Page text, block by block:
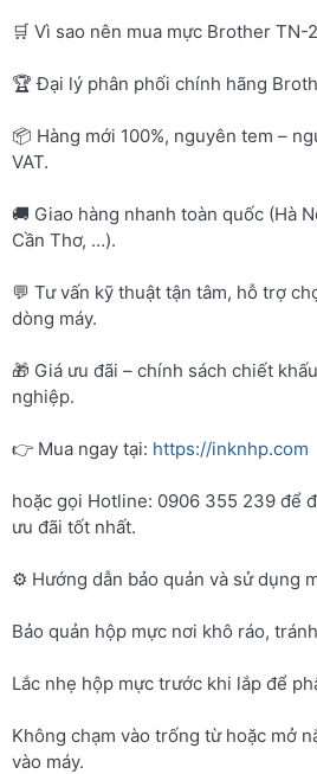
🛒 Vì sao nên mua mực Brother TN-
🏆 Đại lý phân phối chính hãng
📦 Hàng mới 100%, nguyên tem –
VAT.
🚚 Giao hàng nhanh toàn quốc (Hà
Cần Thơ, …).
💬 Tư vấn kỹ thuật tận tâm, hỗ trợ
dòng máy.
🎁 Giá ưu đãi – chính sách chiết
nghiệp.
👉 Mua ngay tại: https://inknhp.com
hoặc gọi Hotline: 0906 355 239 để
ưu đãi tốt nhất.
⚙️ Hướng dẫn bảo quản và sử dụng
Bảo quản hộp mực nơi khô ráo,
Lắc nhẹ hộp mực trước khi lắp để
Không chạm vào trống từ hoặc mở
vào máy.